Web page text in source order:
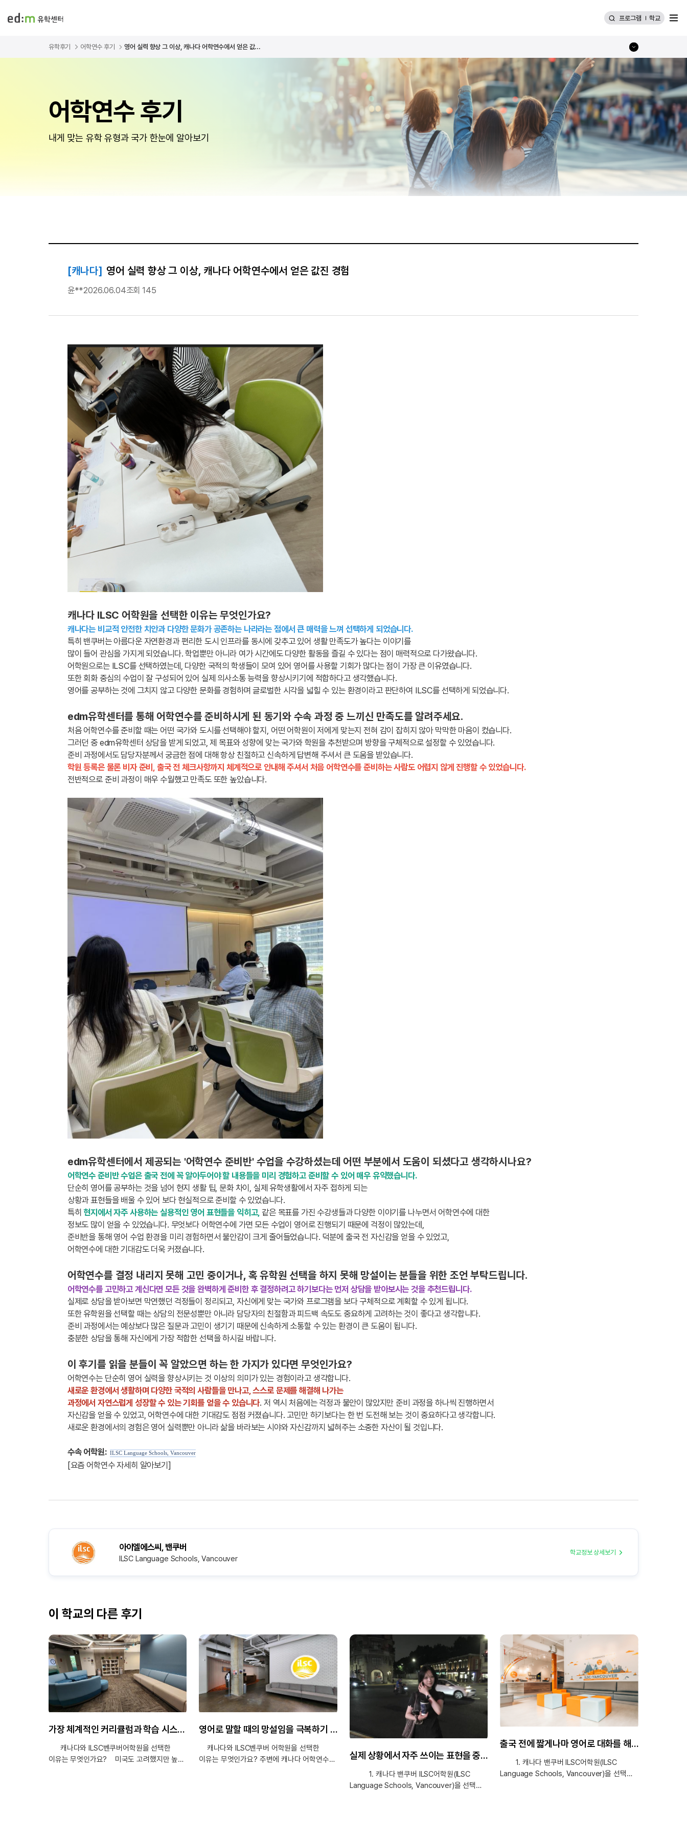
프로그램 학교
유학후기 어학연수 후기 영어 실력 향상 그 이상, 캐나다 어학연수에서 얻은 값...
어학연수 후기
내게 맞는 유학 유형과 국가 한눈에 알아보기
[캐나다] 영어 실력 향상 그 이상, 캐나다 어학연수에서 얻은 값진 경험
윤**2026.06.04조회 145
캐나다 ILSC 어학원을 선택한 이유는 무엇인가요?
캐나다는 비교적 안전한 치안과 다양한 문화가 공존하는 나라라는 점에서 큰 매력을 느껴 선택하게 되었습니다.
특히 밴쿠버는 아름다운 자연환경과 편리한 도시 인프라를 동시에 갖추고 있어 생활 만족도가 높다는 이야기를
많이 들어 관심을 가지게 되었습니다. 학업뿐만 아니라 여가 시간에도 다양한 활동을 즐길 수 있다는 점이 매력적으로 다가왔습니다.
어학원으로는 ILSC를 선택하였는데, 다양한 국적의 학생들이 모여 있어 영어를 사용할 기회가 많다는 점이 가장 큰 이유였습니다.
또한 회화 중심의 수업이 잘 구성되어 있어 실제 의사소통 능력을 향상시키기에 적합하다고 생각했습니다.
영어를 공부하는 것에 그치지 않고 다양한 문화를 경험하며 글로벌한 시각을 넓힐 수 있는 환경이라고 판단하여 ILSC를 선택하게 되었습니다.
edm유학센터를 통해 어학연수를 준비하시게 된 동기와 수속 과정 중 느끼신 만족도를 알려주세요.
처음 어학연수를 준비할 때는 어떤 국가와 도시를 선택해야 할지, 어떤 어학원이 저에게 맞는지 전혀 감이 잡히지 않아 막막한 마음이 컸습니다.
그러던 중 edm유학센터 상담을 받게 되었고, 제 목표와 성향에 맞는 국가와 학원을 추천받으며 방향을 구체적으로 설정할 수 있었습니다.
준비 과정에서도 담당자분께서 궁금한 점에 대해 항상 친절하고 신속하게 답변해 주셔서 큰 도움을 받았습니다.
학원 등록은 물론 비자 준비, 출국 전 체크사항까지 체계적으로 안내해 주셔서 처음 어학연수를 준비하는 사람도 어렵지 않게 진행할 수 있었습니다.
전반적으로 준비 과정이 매우 수월했고 만족도 또한 높았습니다.
edm유학센터에서 제공되는 '어학연수 준비반' 수업을 수강하셨는데 어떤 부분에서 도움이 되셨다고 생각하시나요?
어학연수 준비반 수업은 출국 전에 꼭 알아두어야 할 내용들을 미리 경험하고 준비할 수 있어 매우 유익했습니다.
단순히 영어를 공부하는 것을 넘어 현지 생활 팁, 문화 차이, 실제 유학생활에서 자주 접하게 되는
상황과 표현들을 배울 수 있어 보다 현실적으로 준비할 수 있었습니다.
특히현지에서 자주 사용하는 실용적인 영어 표현들을 익히고,같은 목표를 가진 수강생들과 다양한 이야기를 나누면서 어학연수에 대한
정보도 많이 얻을 수 있었습니다. 무엇보다 어학연수에 가면 모든 수업이 영어로 진행되기 때문에 걱정이 많았는데,
준비반을 통해 영어 수업 환경을 미리 경험하면서 불안감이 크게 줄어들었습니다. 덕분에 출국 전 자신감을 얻을 수 있었고,
어학연수에 대한 기대감도 더욱 커졌습니다.
어학연수를 결정 내리지 못해 고민 중이거나, 혹 유학원 선택을 하지 못해 망설이는 분들을 위한 조언 부탁드립니다.
어학연수를 고민하고 계신다면 모든 것을 완벽하게 준비한 후 결정하려고 하기보다는 먼저 상담을 받아보시는 것을 추천드립니다.
실제로 상담을 받아보면 막연했던 걱정들이 정리되고, 자신에게 맞는 국가와 프로그램을 보다 구체적으로 계획할 수 있게 됩니다.
또한 유학원을 선택할 때는 상담의 전문성뿐만 아니라 담당자의 친절함과 피드백 속도도 중요하게 고려하는 것이 좋다고 생각합니다.
준비 과정에서는 예상보다 많은 질문과 고민이 생기기 때문에 신속하게 소통할 수 있는 환경이 큰 도움이 됩니다.
충분한 상담을 통해 자신에게 가장 적합한 선택을 하시길 바랍니다.
이 후기를 읽을 분들이 꼭 알았으면 하는 한 가지가 있다면 무엇인가요?
어학연수는 단순히 영어 실력을 향상시키는 것 이상의 의미가 있는 경험이라고 생각합니다.
새로운 환경에서 생활하며 다양한 국적의 사람들을 만나고, 스스로 문제를 해결해 나가는
과정에서 자연스럽게 성장할 수 있는 기회를 얻을 수 있습니다. 저 역시 처음에는 걱정과 불안이 많았지만 준비 과정을 하나씩 진행하면서
자신감을 얻을 수 있었고, 어학연수에 대한 기대감도 점점 커졌습니다. 고민만 하기보다는 한 번 도전해 보는 것이 중요하다고 생각합니다.
새로운 환경에서의 경험은 영어 실력뿐만 아니라 삶을 바라보는 시야와 자신감까지 넓혀주는 소중한 자산이 될 것입니다.
수속 어학원: ILSC Language Schools, Vancouver
[요즘 어학연수 자세히 알아보기]
아이엘에스씨, 밴쿠버
ILSC Language Schools, Vancouver
학교정보 상세보기
이 학교의 다른 후기
가장 체계적인 커리큘럼과 학습 시스템을 갖추고 있다고 판단하여 ILSC벤쿠버 어학원을 선택했습니다.
캐나다와 ILSC벤쿠버어학원을 선택한
이유는 무엇인가요? 미국도 고려했지만 높은
영어로 말할 때의 망설임을 극복하기 위해, 벤쿠버 ILSC 어학연수를 시작합니다.
캐나다와 ILSC벤쿠버 어학원을 선택한
이유는 무엇인가요? 주변에 캐나다 어학연수를
실제 상황에서 자주 쓰이는 표현을 중심으로 연습할 수 있어 더욱 실용적이였어요!
1. 캐나다 밴쿠버 ILSC어학원(ILSC
Language Schools, Vancouver)을 선택한
출국 전에 짧게나마 영어로 대화를 해본 경험이 현지에 가서도 ‘이런 식으로 하면 되겠다’는 자신감으로 이어졌습니다!
1. 캐나다 밴쿠버 ILSC어학원(ILSC
Language Schools, Vancouver)을 선택한